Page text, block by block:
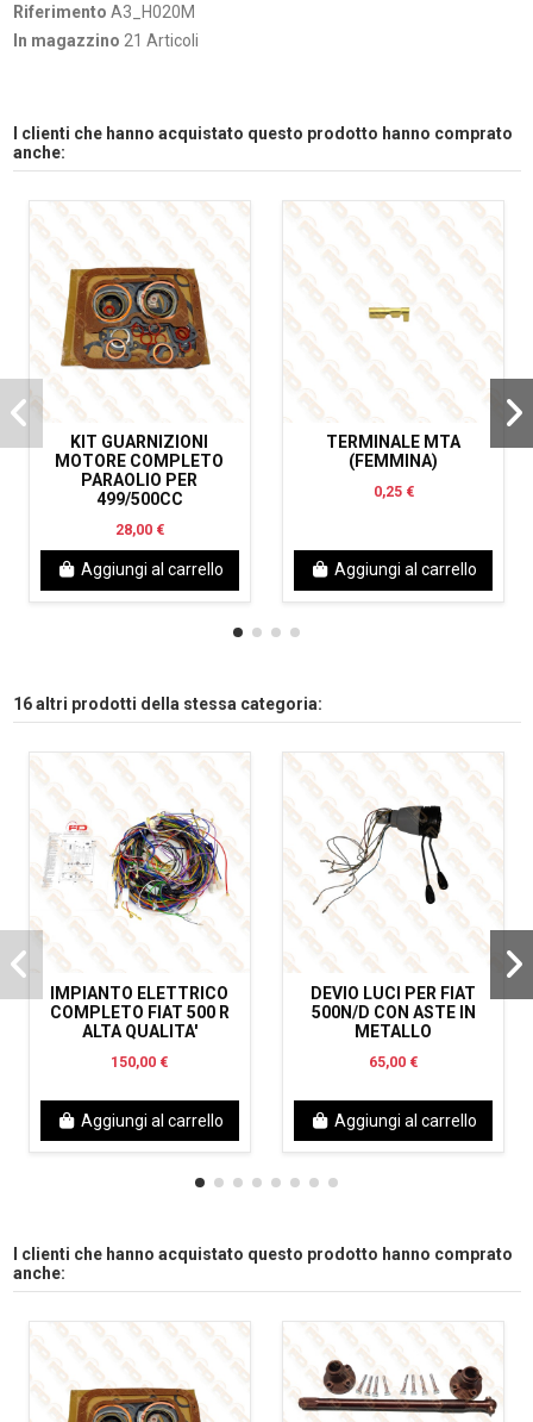
Riferimento A3_H020M
In magazzino 21 Articoli
I clienti che hanno acquistato questo prodotto hanno comprato
anche:
KIT GUARNIZIONI
MOTORE COMPLETO
PARAOLIO PER
499/500CC
28,00 €
Aggiungi al carrello
TERMINALE MTA
(FEMMINA)
0,25 €
Aggiungi al carrello
16 altri prodotti della stessa categoria:
IMPIANTO ELETTRICO
COMPLETO FIAT 500 R
ALTA QUALITA'
150,00 €
Aggiungi al carrello
DEVIO LUCI PER FIAT
500N/D CON ASTE IN
METALLO
65,00 €
Aggiungi al carrello
I clienti che hanno acquistato questo prodotto hanno comprato
anche: